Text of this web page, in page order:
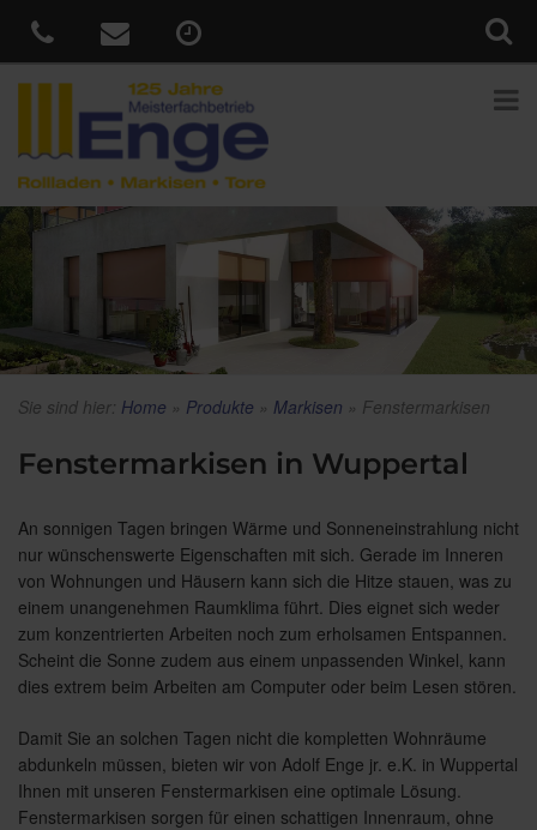
Sie sind hier: Home » Produkte » Markisen » Fenstermarkisen
Fenstermarkisen in Wuppertal
An sonnigen Tagen bringen Wärme und Sonneneinstrahlung nicht
nur wünschenswerte Eigenschaften mit sich. Gerade im Inneren
von Wohnungen und Häusern kann sich die Hitze stauen, was zu
einem unangenehmen Raumklima führt. Dies eignet sich weder
zum konzentrierten Arbeiten noch zum erholsamen Entspannen.
Scheint die Sonne zudem aus einem unpassenden Winkel, kann
dies extrem beim Arbeiten am Computer oder beim Lesen stören.
Damit Sie an solchen Tagen nicht die kompletten Wohnräume
abdunkeln müssen, bieten wir von Adolf Enge jr. e.K. in Wuppertal
Ihnen mit unseren Fenstermarkisen eine optimale Lösung.
Fenstermarkisen sorgen für einen schattigen Innenraum, ohne